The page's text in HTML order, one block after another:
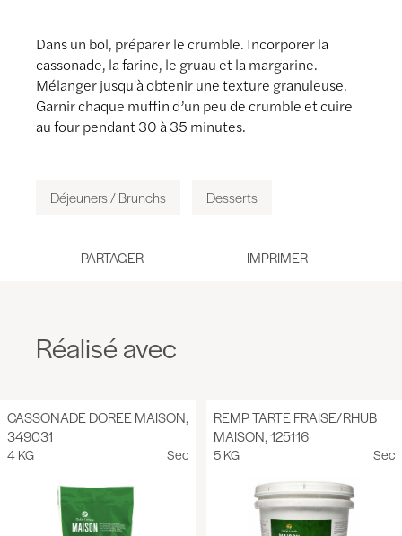
Dans un bol, préparer le crumble. Incorporer la
cassonade, la farine, le gruau et la margarine.
Mélanger jusqu'à obtenir une texture granuleuse.
Garnir chaque muffin d’un peu de crumble et cuire
au four pendant 30 à 35 minutes.
Déjeuners / Brunchs Desserts
PARTAGER
Réalisé avec
CASSONADE DOREE MAISON,
349031
4 KG Sec
REMP TARTE FRAISE/RHUB
MAISON, 125116
5 KG Sec